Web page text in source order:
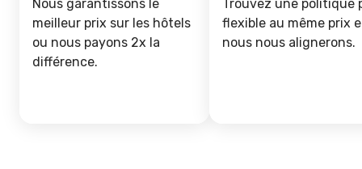
Nous garantissons le
meilleur prix sur les hôtels
ou nous payons 2x la
différence.
Trouvez une politique
flexible au même prix
nous nous alignerons.